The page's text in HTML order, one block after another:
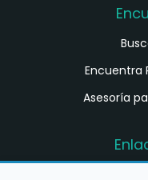
Encuentra
Asesoría